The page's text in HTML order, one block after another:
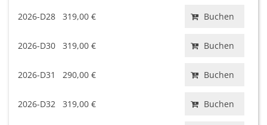
2026-D28 319,00 € Buchen
2026-D30 319,00 € Buchen
2026-D31 290,00 € Buchen
2026-D32 319,00 € Buchen